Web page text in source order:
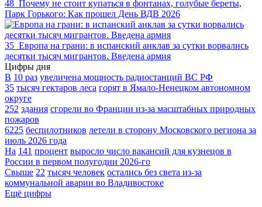
48 Почему не стоит купаться в фонтанах, голубые береты,
Парк Горького: Как прошел День ВДВ 2026
35 Европа на грани: в испанский анклав за сутки ворвались
десятки тысяч мигрантов. Введена армия
Цифры дня
В 10 раз увеличена мощность радиостанций ВС РФ
35 тысяч гектаров леса горят в Ямало-Ненецком автономном
округе
252 здания сгорели во Франции из-за масштабных природных
пожаров
6225 беспилотников летели в сторону Московского региона за
июль 2026 года
На 141 процент выросло число вакансий для кузнецов в
России в первом полугодии 2026-го
Свыше 22 тысяч человек остались без света из-за
коммунальной аварии во Владивостоке
Ещё цифры